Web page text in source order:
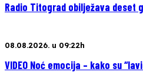
Radio Titograd obilježava deset
08.08.2026. u 09:22h
VIDEO Noć emocija – kako su